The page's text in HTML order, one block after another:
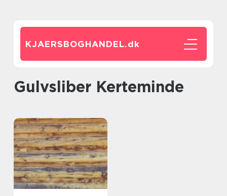
KJAERSBOGHANDEL.dk
Gulvsliber Kerteminde